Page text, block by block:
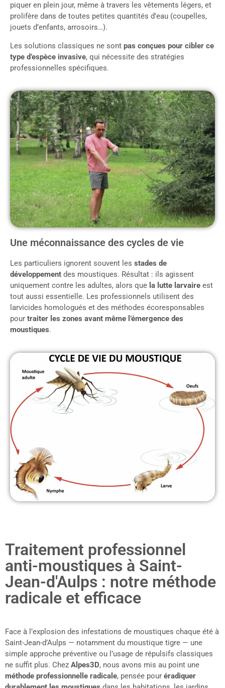
piquer en plein jour, même à travers les vêtements légers, et
prolifère dans de toutes petites quantités d’eau (coupelles,
jouets d’enfants, arrosoirs…).
Les solutions classiques ne sont pas conçues pour cibler ce
type d’espèce invasive, qui nécessite des stratégies
professionnelles spécifiques.
Une méconnaissance des cycles de vie
Les particuliers ignorent souvent les stades de
développement des moustiques. Résultat : ils agissent
uniquement contre les adultes, alors que la lutte larvaire est
tout aussi essentielle. Les professionnels utilisent des
larvicides homologués et des méthodes écoresponsables
pour traiter les zones avant même l’émergence des
moustiques.
Traitement professionnel
anti-moustiques à Saint-
Jean-d'Aulps : notre méthode
radicale et efficace
Face à l’explosion des infestations de moustiques chaque été à
Saint-Jean-d’Aulps — notamment du moustique tigre — une
simple approche préventive ou l’usage de répulsifs classiques
ne suffit plus. Chez Alpes3D, nous avons mis au point une
méthode professionnelle radicale, pensée pour éradiquer